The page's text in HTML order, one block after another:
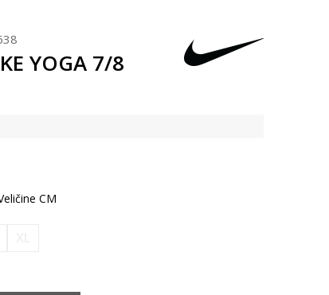
YOGA 7/8
CM